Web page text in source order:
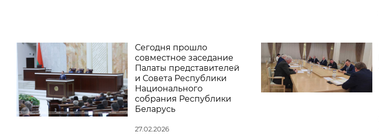
Сегодня прошло
совместное заседание
Палаты представителей
и Совета Республики
Национального
собрания Республики
Беларусь
27.02.2026